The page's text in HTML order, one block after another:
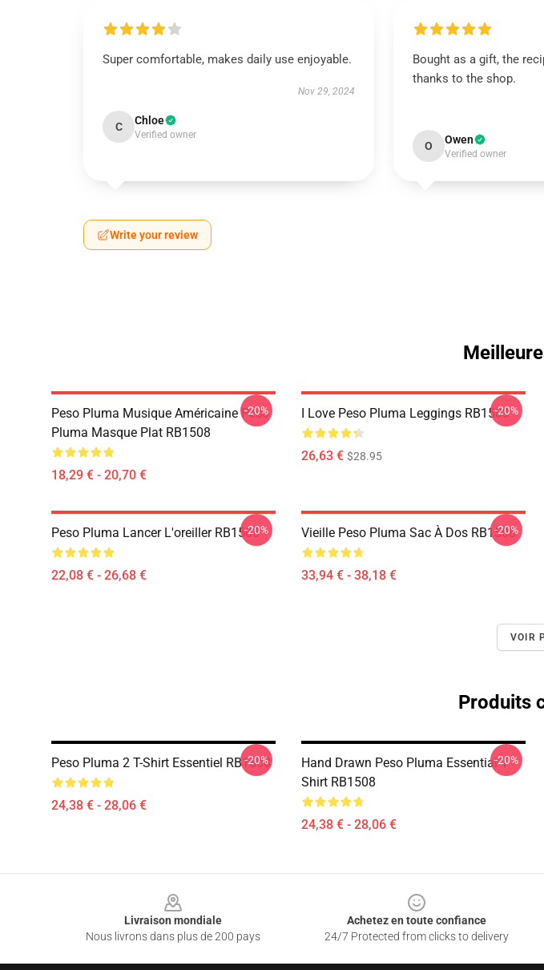
Super comfortable, makes daily use enjoyable.
Nov 29, 2024
C Chloe
Verified owner
Bought as a gift, the
thanks to the shop.
O Owen
Verified owner
Write your review
Peso Pluma Musique Américaine Peso
Pluma Masque Plat RB1508
18,29 € - 20,70 €
-20% I Love Peso Pluma Leggings RB1508
26,63 € $28.95
-20%
Peso Pluma Lancer L'oreiller RB1508
22,08 € - 26,68 €
-20% Vieille Peso Pluma Sac À Dos RB1508
33,94 € - 38,18 €
-20%
VOIR
Produits
Peso Pluma 2 T-Shirt Essentiel RB1508
24,38 € - 28,06 €
-20%
Hand Drawn Peso Pluma Essential T-
Shirt RB1508
24,38 € - 28,06 €
-20%
Livraison mondiale
Nous livrons dans plus de 200 pays
Achetez en toute confiance
24/7 Protected from clicks to delivery